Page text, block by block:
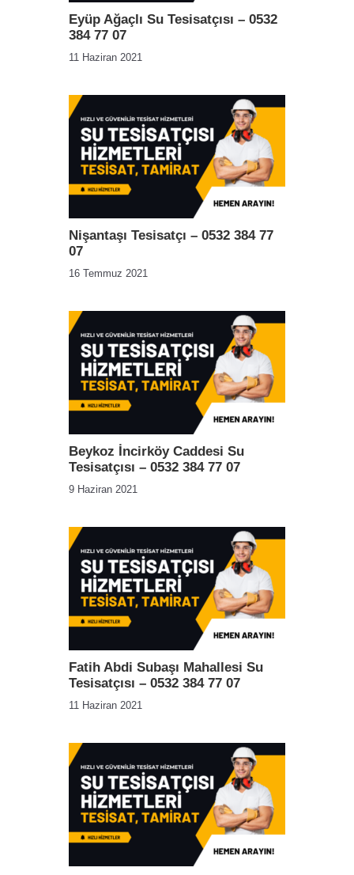
Eyüp Ağaçlı Su Tesisatçısı – 0532
384 77 07
11 Haziran 2021
Nişantaşı Tesisatçı – 0532 384 77
07
16 Temmuz 2021
Beykoz İncirköy Caddesi Su
Tesisatçısı – 0532 384 77 07
9 Haziran 2021
Fatih Abdi Subaşı Mahallesi Su
Tesisatçısı – 0532 384 77 07
11 Haziran 2021